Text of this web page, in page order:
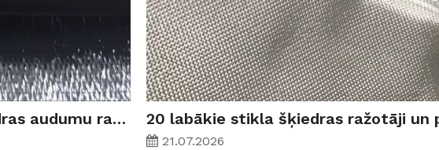
20 labākie oglekļa šķiedras audumu ražotāji un piegādātāji Vācijā (2026)
21.07.2026